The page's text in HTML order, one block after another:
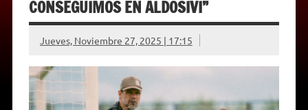
CONSEGUIMOS EN ALDOSIVI”
Jueves, Noviembre 27, 2025 | 17:15